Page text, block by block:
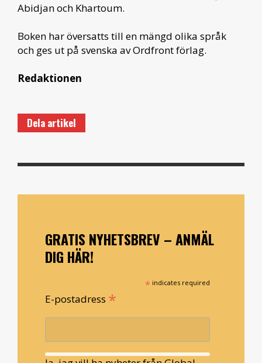
Abidjan och Khartoum.
Boken har översatts till en mängd olika språk
och ges ut på svenska av Ordfront förlag.
Redaktionen
Dela artikel
GRATIS NYHETSBREV – ANMÄL
DIG HÄR!
* indicates required
E-postadress *